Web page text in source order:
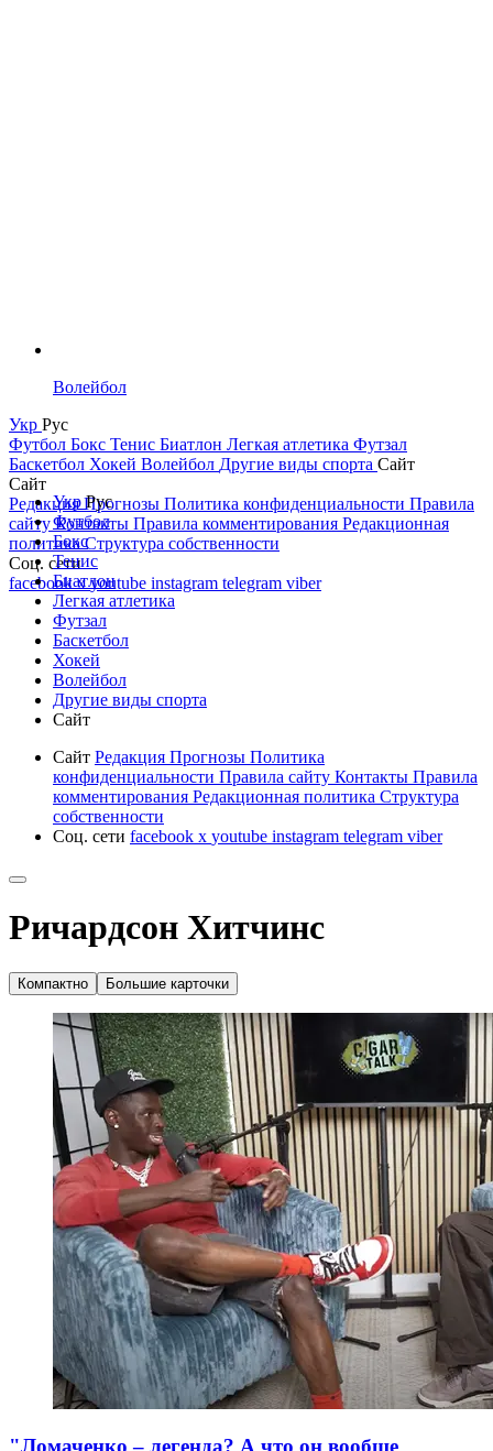
Волейбол
Укр Рус
Футбол Бокс Тенис Биатлон Легкая атлетика Футзал
Баскетбол Хокей Волейбол Другие виды спорта Сайт
Сайт
РедакцияПрогнозы Политика конфиденциальности Правила
сайтуКонтакты Правила комментирования Редакционная
политикаСтруктура собственности
Соц. сети
facebookxyoutube instagram telegram viber
УкрРус
Футбол
Бокс
Тенис
Биатлон
Легкая атлетика
Футзал
Баскетбол
Хокей
Волейбол
Другие виды спорта
Сайт
Сайт Редакция Прогнозы Политика
конфиденциальности Правила сайту Контакты Правила
комментирования Редакционная политика Структура
собственности
Соц. сети facebook x youtube instagram telegram viber
Ричардсон Хитчинс
Компактно Большие карточки
"Ломаченко – легенда? А что он вообще